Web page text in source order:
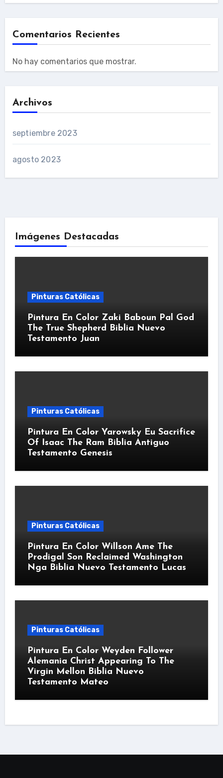
Comentarios Recientes
No hay comentarios que mostrar.
Archivos
septiembre 2023
agosto 2023
Imágenes Destacadas
Pinturas Católicas
Pintura En Color Zaki Baboun Pal God
The True Shepherd Biblia Nuevo
Testamento Juan
Pinturas Católicas
Pintura En Color Yarowsky Eu Sacrifice
Of Isaac The Ram Biblia Antiguo
Testamento Genesis
Pinturas Católicas
Pintura En Color Willson Ame The
Prodigal Son Reclaimed Washington
Nga Biblia Nuevo Testamento Lucas
Pinturas Católicas
Pintura En Color Weyden Follower
Alemania Christ Appearing To The
Virgin Mellon Biblia Nuevo
Testamento Mateo